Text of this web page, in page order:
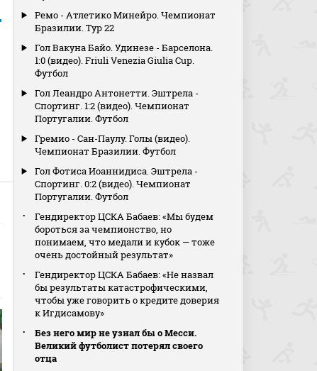
Ремо - Атлетико Минейро. Чемпионат
Бразилии. Тур 22
Гол Вакуна Байо. Удинезе - Барселона.
1:0 (видео). Friuli Venezia Giulia Cup.
Футбол
Гол Леандро Антонетти. Эштрела -
Спортинг. 1:2 (видео). Чемпионат
Португалии. Футбол
Гремио - Сан-Паулу. Голы (видео).
Чемпионат Бразилии. Футбол
Гол Фотиса Иоаннидиса. Эштрела -
Спортинг. 0:2 (видео). Чемпионат
Португалии. Футбол
Гендиректор ЦСКА Бабаев: «Мы будем
бороться за чемпионство, но
понимаем, что медали и кубок — тоже
очень достойный результат»
Гендиректор ЦСКА Бабаев: «Не назвал
бы результаты катастрофическими,
чтобы уже говорить о кредите доверия
к Игдисамову»
Без него мир не узнал бы о Месси.
Великий футболист потерял своего
отца